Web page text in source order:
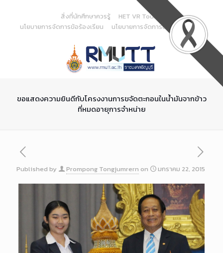
Content
สิ่งที่นักศึกษาควรรู้
HET VR Tour
นโยบายการจัดการข้อร้องเรียน
นโยบายการจัดการด้านสารสนเทศ
ขอแสดงความยินดีกับโครงงานการขจัดตะกอนในน้ำมันจากข้าว
ที่หมดอายุการจำหน่าย
Published by Prompong Tongjumrern on มกราคม 22, 2015